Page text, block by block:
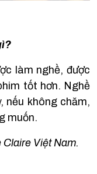
làm nghề, được
tốt hơn. Nghề
nếu không chăm,
muốn.
Việt Nam.